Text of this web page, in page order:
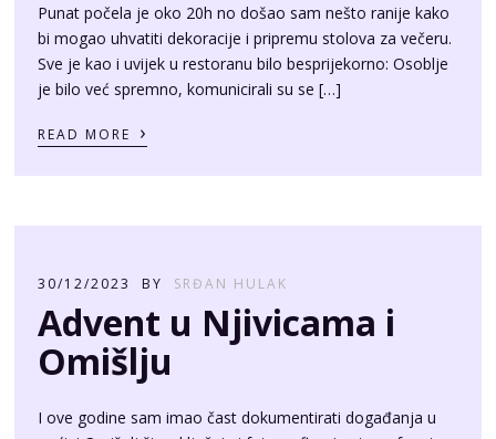
Punat počela je oko 20h no došao sam nešto ranije kako
bi mogao uhvatiti dekoracije i pripremu stolova za večeru.
Sve je kao i uvijek u restoranu bilo besprijekorno: Osoblje
je bilo već spremno, komunicirali su se […]
READ MORE ›
30/12/2023 BY SRĐAN HULAK
Advent u Njivicama i
Omišlju
I ove godine sam imao čast dokumentirati događanja u